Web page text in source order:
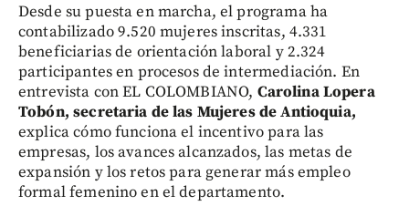
Desde su puesta en marcha, el programa ha
contabilizado 9.520 mujeres inscritas, 4.331
beneficiarias de orientación laboral y 2.324
participantes en procesos de intermediación. En
entrevista con EL COLOMBIANO, Carolina Lopera
Tobón, secretaria de las Mujeres de Antioquia,
explica cómo funciona el incentivo para las
empresas, los avances alcanzados, las metas de
expansión y los retos para generar más empleo
formal femenino en el departamento.